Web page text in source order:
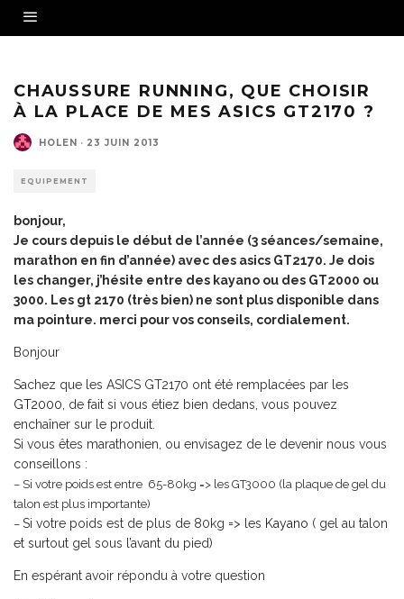
CHAUSSURE RUNNING, QUE CHOISIR
À LA PLACE DE MES ASICS GT2170 ?
HOLEN · 23 JUIN 2013
EQUIPEMENT
bonjour,
Je cours depuis le début de l’année (3 séances/semaine,
marathon en fin d’année) avec des asics GT2170. Je dois
les changer, j’hésite entre des kayano ou des GT2000 ou
3000. Les gt 2170 (très bien) ne sont plus disponible dans
ma pointure. merci pour vos conseils, cordialement.
Bonjour
Sachez que les ASICS GT2170 ont été remplacées par les
GT2000 , de fait si vous étiez bien dedans, vous pouvez
enchaîner sur le produit.
Si vous êtes marathonien, ou envisagez de le devenir nous vous
conseillons :
– Si votre poids est entre 65-80kg => les GT3000 (la plaque de gel du
talon est plus importante)
– Si votre poids est de plus de 80kg => les Kayano ( gel au talon
et surtout gel sous l’avant du pied)
En espérant avoir répondu à votre question